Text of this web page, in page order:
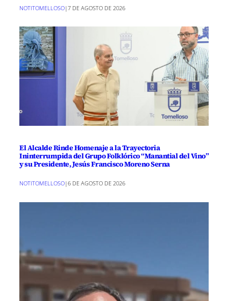
NOTITOMELLOSO|7 DE AGOSTO DE 2026
El Alcalde Rinde Homenaje a la Trayectoria
Ininterrumpida del Grupo Folklórico “Manantial del Vino”
y su Presidente, Jesús Francisco Moreno Serna
NOTITOMELLOSO|6 DE AGOSTO DE 2026